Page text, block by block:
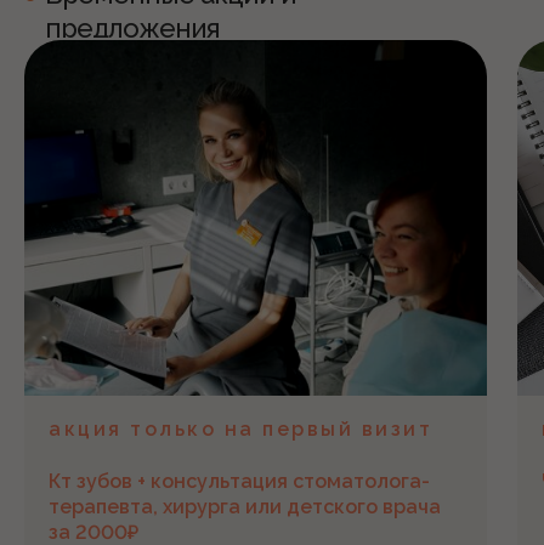
предложения
акция только на первый визит
Кт зубов + консультация стоматолога-
терапевта, хирурга или детского врача
за 2000₽